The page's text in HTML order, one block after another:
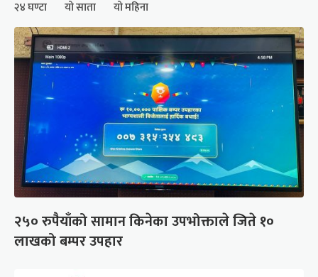
२४ घण्टा यो साता यो महिना
२५० रुपैयाँको सामान किनेका उपभोक्ताले जिते १०
लाखको बम्पर उपहार